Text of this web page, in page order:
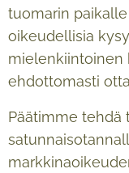
tuomarin
oikeudellisia
mielenkiintoinen
ehdottomasti
Päätimme tehdä